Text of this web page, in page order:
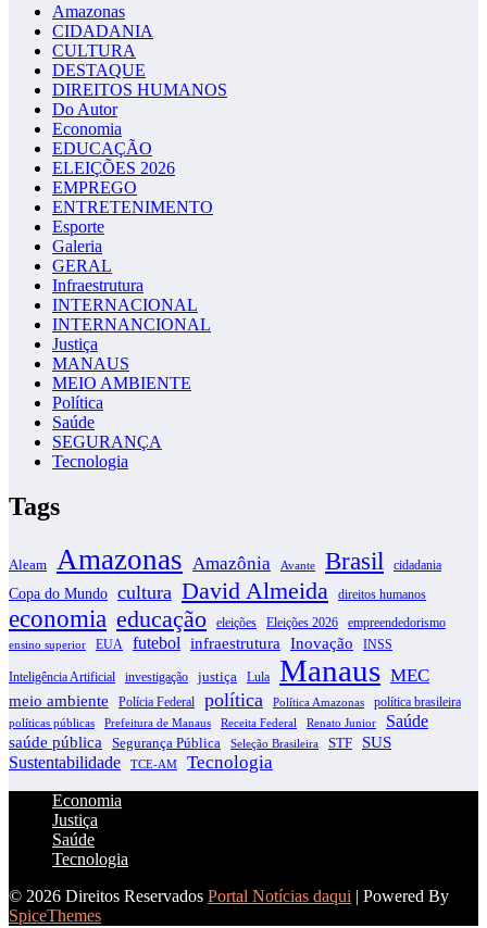
Amazonas
CIDADANIA
CULTURA
DESTAQUE
DIREITOS HUMANOS
Do Autor
Economia
EDUCAÇÃO
ELEIÇÕES 2026
EMPREGO
ENTRETENIMENTO
Esporte
Galeria
GERAL
Infraestrutura
INTERNACIONAL
INTERNANCIONAL
Justiça
MANAUS
MEIO AMBIENTE
Política
Saúde
SEGURANÇA
Tecnologia
Tags
Aleam Amazonas Amazônia Avante Brasil cidadania
Copa do Mundo cultura David Almeida direitos humanos
economia educação eleições Eleições 2026 empreendedorismo
ensino superior EUA futebol infraestrutura Inovação INSS
Inteligência Artificial investigação justiça Lula Manaus MEC
meio ambiente Polícia Federal política Política Amazonas política brasileira
políticas públicas Prefeitura de Manaus Receita Federal Renato Junior Saúde
saúde pública Segurança Pública Seleção Brasileira STF
SUS
Sustentabilidade
TCE-AM Tecnologia
Economia
Justiça
Saúde
Tecnologia
© 2026 Direitos Reservados Portal Notícias daqui | Powered By
SpiceThemes